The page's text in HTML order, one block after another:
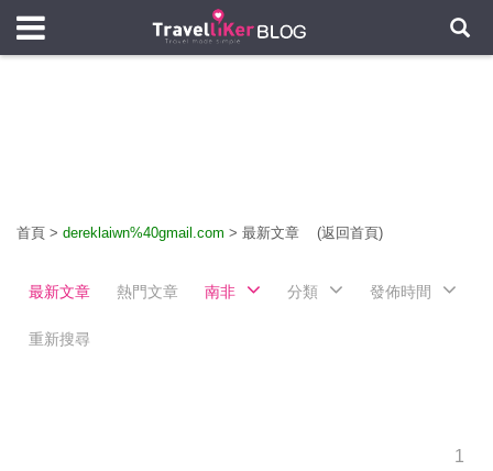
首頁 > dereklaiwn%40gmail.com > 最新文章 (返回首頁)
最新文章 熱門文章 南非 分類 發佈時間
重新搜尋
1